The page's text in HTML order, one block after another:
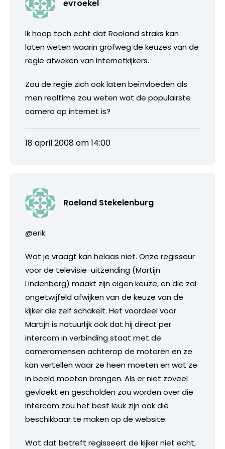
evroekel
Ik hoop toch echt dat Roeland straks kan
laten weten waarin grofweg de keuzes van de
regie afweken van internetkijkers.
Zou de regie zich ook laten beïnvloeden als
men realtime zou weten wat de populairste
camera op internet is?
18 april 2008 om 14:00
Roeland Stekelenburg
@erik:
Wat je vraagt kan helaas niet. Onze regisseur
voor de televisie-uitzending (Martijn
Lindenberg) maakt zijn eigen keuze, en die zal
ongetwijfeld afwijken van de keuze van de
kijker die zelf schakelt. Het voordeel voor
Martijn is natuurlijk ook dat hij direct per
intercom in verbinding staat met de
cameramensen achterop de motoren en ze
kan vertellen waar ze heen moeten en wat ze
in beeld moeten brengen. Als er niet zoveel
gevloekt en gescholden zou worden over die
intercom zou het best leuk zijn ook die
beschikbaar te maken op de website.
Wat dat betreft regisseert de kijker niet echt;